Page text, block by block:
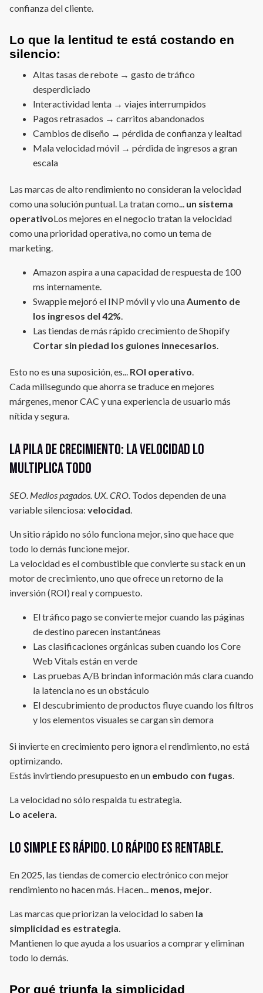
confianza del cliente.
Lo que la lentitud te está costando en
silencio:
Altas tasas de rebote → gasto de tráfico
desperdiciado
Interactividad lenta → viajes interrumpidos
Pagos retrasados → carritos abandonados
Cambios de diseño → pérdida de confianza y lealtad
Mala velocidad móvil → pérdida de ingresos a gran
escala
Las marcas de alto rendimiento no consideran la velocidad
como una solución puntual. La tratan como... un sistema
operativoLos mejores en el negocio tratan la velocidad
como una prioridad operativa, no como un tema de
marketing.
Amazon aspira a una capacidad de respuesta de 100
ms internamente.
Swappie mejoró el INP móvil y vio unaAumento de
los ingresos del 42%.
Las tiendas de más rápido crecimiento de Shopify
Cortar sin piedad los guiones innecesarios.
Esto no es una suposición, es... ROI operativo.
Cada milisegundo que ahorra se traduce en mejores
márgenes, menor CAC y una experiencia de usuario más
nítida y segura.
La pila de crecimiento: la velocidad lo
multiplica todo
SEO. Medios pagados. UX. CRO. Todos dependen de una
variable silenciosa: velocidad.
Un sitio rápido no sólo funciona mejor, sino que hace que
todo lo demás funcione mejor.
La velocidad es el combustible que convierte su stack en un
motor de crecimiento, uno que ofrece un retorno de la
inversión (ROI) real y compuesto.
El tráfico pago se convierte mejor cuando las páginas
de destino parecen instantáneas
Las clasificaciones orgánicas suben cuando los Core
Web Vitals están en verde
Las pruebas A/B brindan información más clara cuando
la latencia no es un obstáculo
El descubrimiento de productos fluye cuando los filtros
y los elementos visuales se cargan sin demora
Si invierte en crecimiento pero ignora el rendimiento, no está
optimizando.
Estás invirtiendo presupuesto en un embudo con fugas.
La velocidad no sólo respalda tu estrategia.
Lo acelera.
Lo simple es rápido. Lo rápido es rentable.
En 2025, las tiendas de comercio electrónico con mejor
rendimiento no hacen más. Hacen... menos, mejor.
Las marcas que priorizan la velocidad lo saben la
simplicidad es estrategia.
Mantienen lo que ayuda a los usuarios a comprar y eliminan
todo lo demás.
Por qué triunfa la simplicidad